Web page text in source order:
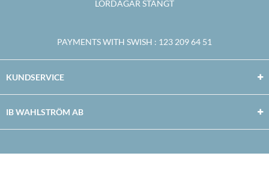
LÖRDAGAR STÄNGT
PAYMENTS WITH SWISH : 123 209 64 51
KUNDSERVICE
IB WAHLSTRÖM AB
Facebook
TwitterYoutubeInstagram